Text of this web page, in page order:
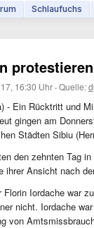
Schlaufuchs
16:30 Uhr ·Quelle:
- Ein Rücktritt und
gingen am
Städten Sibiu
den zehnten Tag
ihrer Ansicht nach
Iordache war
nicht. Iordache
von